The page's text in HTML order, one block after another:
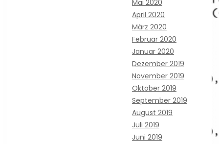
Mai 2020
April 2020
März 2020
Februar 2020
Januar 2020
Dezember 2019
November 2019
Oktober 2019
September 2019
August 2019
Juli 2019
Juni 2019